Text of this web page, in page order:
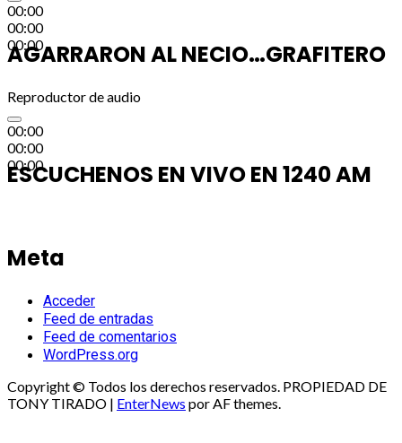
00:00
00:00
00:00
AGARRARON AL NECIO…GRAFITERO
Reproductor de audio
00:00
00:00
00:00
ESCUCHENOS EN VIVO EN 1240 AM
Meta
Acceder
Feed de entradas
Feed de comentarios
WordPress.org
Copyright © Todos los derechos reservados. PROPIEDAD DE
TONY TIRADO | EnterNews por AF themes.